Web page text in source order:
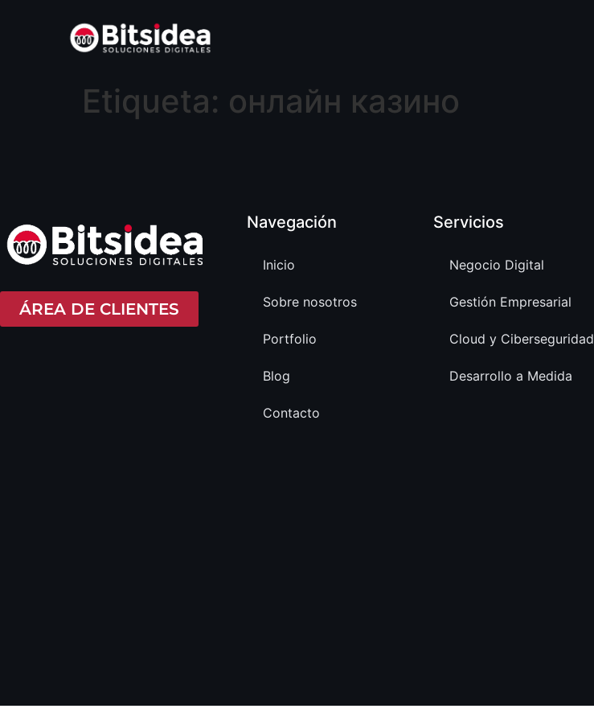
Etiqueta: онлайн казино
ÁREA DE CLIENTES
Navegación
Inicio
Sobre nosotros
Portfolio
Blog
Contacto
Servicios
Negocio Digital
Gestión Empresarial
Cloud y Ciberseguridad
Desarrollo a Medida